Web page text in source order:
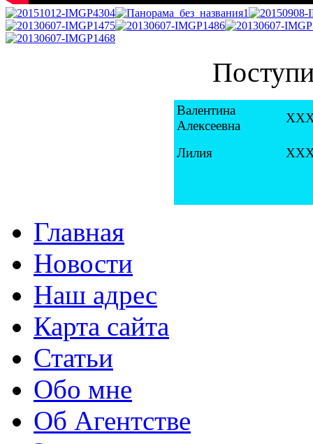
Валентина
Алексеевна
Лилия
Главная
Новости
Наш адрес
Карта сайта
Статьи
Обо мне
Об Агентстве